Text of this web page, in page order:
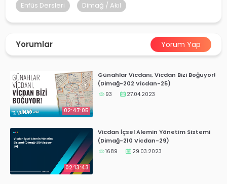
Enfüs Dersleri Dimağ / Akıl
Yorumlar Yorum Yap
02:47:05
Günahlar Vicdanı, Vicdan Bizi Boğuyor!
(Dimağ-202 Vicdan-25)
93 27.04.2023
02:13:43
Vicdan İçsel Alemin Yönetim Sistemi
(Dimağ-210 Vicdan-29)
1689 29.03.2023